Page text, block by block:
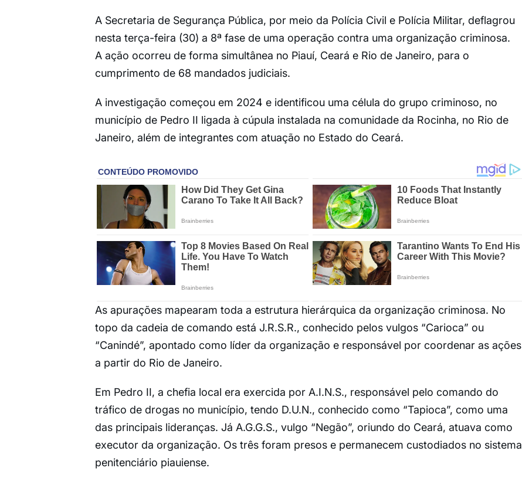
A Secretaria de Segurança Pública, por meio da Polícia Civil e Polícia Militar, deflagrou
nesta terça-feira (30) a 8ª fase de uma operação contra uma organização criminosa.
A ação ocorreu de forma simultânea no Piauí, Ceará e Rio de Janeiro, para o
cumprimento de 68 mandados judiciais.
A investigação começou em 2024 e identificou uma célula do grupo criminoso, no
município de Pedro II ligada à cúpula instalada na comunidade da Rocinha, no Rio de
Janeiro, além de integrantes com atuação no Estado do Ceará.
As apurações mapearam toda a estrutura hierárquica da organização criminosa. No
topo da cadeia de comando está J.R.S.R., conhecido pelos vulgos “Carioca” ou
“Canindé”, apontado como líder da organização e responsável por coordenar as ações
a partir do Rio de Janeiro.
Em Pedro II, a chefia local era exercida por A.I.N.S., responsável pelo comando do
tráfico de drogas no município, tendo D.U.N., conhecido como “Tapioca”, como uma
das principais lideranças. Já A.G.G.S., vulgo “Negão”, oriundo do Ceará, atuava como
executor da organização. Os três foram presos e permanecem custodiados no sistema
penitenciário piauiense.